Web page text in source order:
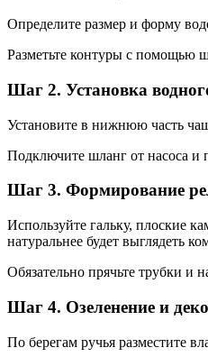
Определите размер и форму
Разметьте контуры с помощью
Шаг 2. Установка
Установите в нижнюю часть
Подключите шланг от насоса и
Шаг 3. Формирование
Используйте гальку, плоские
натуральнее будет выглядеть
Обязательно прячьте трубки и
Шаг 4. Озеленение и
По берегам ручья разместите